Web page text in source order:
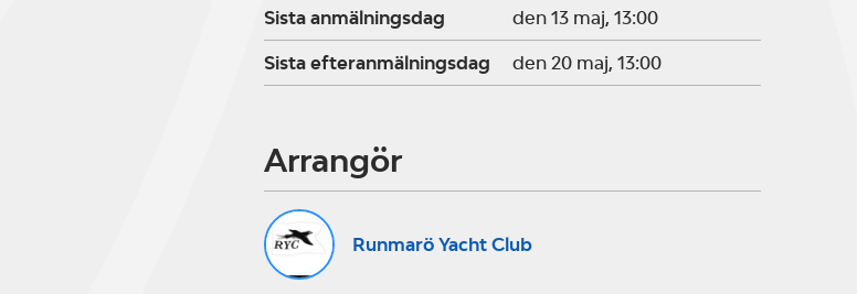
Sista anmälningsdag den 13 maj, 13:00
Sista efteranmälningsdag den 20 maj, 13:00
Arrangör
Runmarö Yacht Club